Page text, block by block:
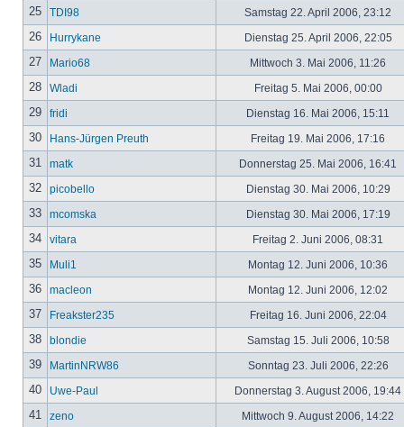
25 TDI98 Samstag 22. April 2006, 23:12
26 Hurrykane Dienstag 25. April 2006, 22:05
27 Mario68 Mittwoch 3. Mai 2006, 11:26
28 Wladi Freitag 5. Mai 2006, 00:00
29 fridi Dienstag 16. Mai 2006, 15:11
30 Hans-Jürgen Preuth Freitag 19. Mai 2006, 17:16
31 matk Donnerstag 25. Mai 2006, 16:41
32 picobello Dienstag 30. Mai 2006, 10:29
33 mcomska Dienstag 30. Mai 2006, 17:19
34 vitara Freitag 2. Juni 2006, 08:31
35 Muli1 Montag 12. Juni 2006, 10:36
36 macleon Montag 12. Juni 2006, 12:02
37 Freakster235 Freitag 16. Juni 2006, 22:04
38 blondie Samstag 15. Juli 2006, 10:58
39 MartinNRW86 Sonntag 23. Juli 2006, 22:26
40 Uwe-Paul Donnerstag 3. August 2006, 19:44
41 zeno Mittwoch 9. August 2006, 14:22